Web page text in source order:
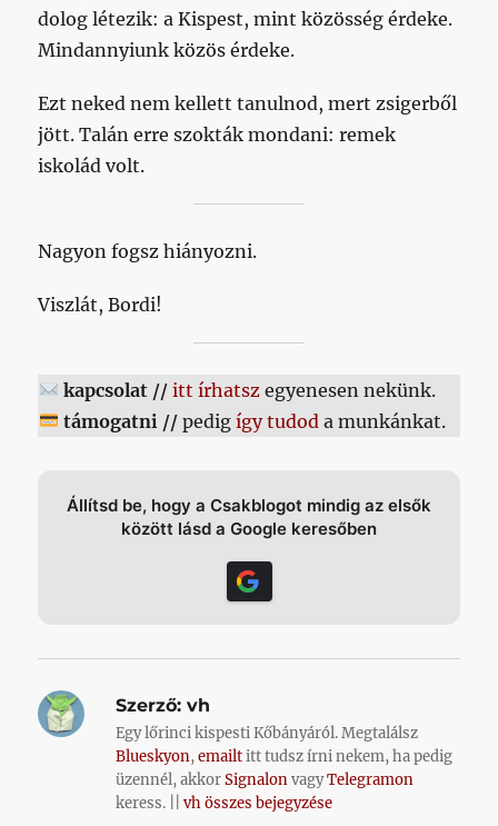
dolog létezik: a Kispest, mint közösség érdeke.
Mindannyiunk közös érdeke.
Ezt neked nem kellett tanulnod, mert zsigerből
jött. Talán erre szokták mondani: remek
iskolád volt.
Nagyon fogsz hiányozni.
Viszlát, Bordi!
kapcsolat // itt írhatszegyenesen nekünk.
támogatni //pedig így tudod a munkánkat.
Állítsd be, hogy a Csakblogot mindig az elsők
között lásd a Google keresőben
Szerző: vh
Egy lőrinci kispesti Kőbányáról. Megtalálsz
Blueskyon,emailtitt tudsz írni nekem, ha pedig
üzennél, akkorSignalonvagyTelegramon
keress. ||vh összes bejegyzése